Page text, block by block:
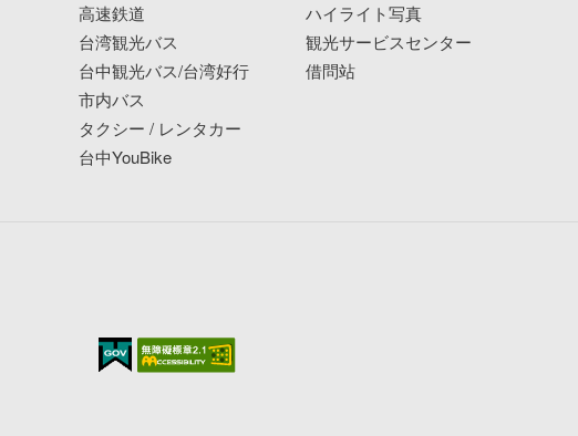
高速鉄道
台湾観光バス
台中観光バス/台湾好行
市内バス
タクシー / レンタカー
台中YouBike
ハイライト写真
観光サービスセンター
借問站